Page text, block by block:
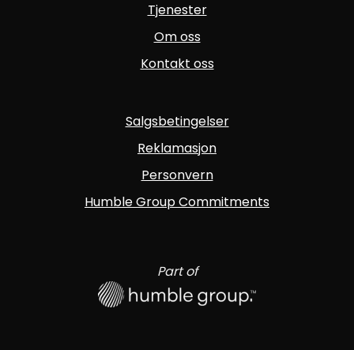
Tjenester
Om oss
Kontakt oss
Salgsbetingelser
Reklamasjon
Personvern
Humble Group Commitments
Part of